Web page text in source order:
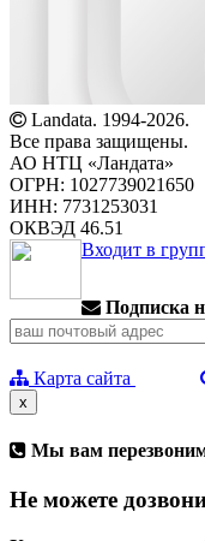
Landata. 1994-2026.
Все права защищены.
АО НТЦ «Ландата»
ОГРН: 1027739021650
ИНН: 7731253031
ОКВЭД 46.51
Входит в
Подписка
Карта сайта
x
Мы вам
Не можете